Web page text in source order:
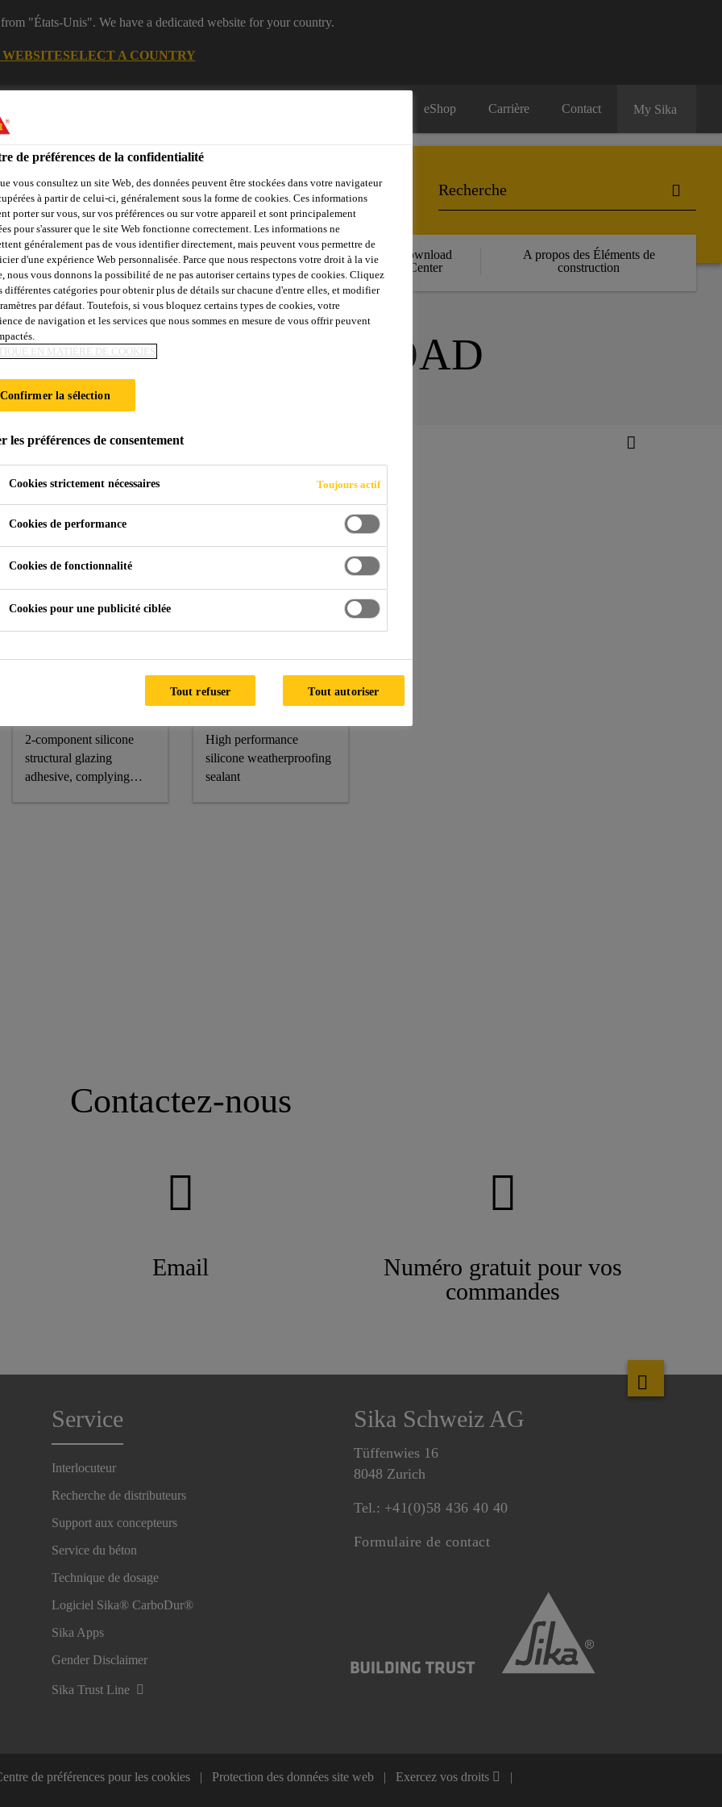
"États-Unis". We have a dedicated website for your country.
SELECT A COUNTRY
eShop Carrière Contact My Sika
de construction
Calculateur de
joints
Objets de
référence
Service Events
Download
Center
A propos des Éléments de
construction
HENGFENG ROAD
Suzhou River, 638 Hengfeng Road
Architect: KFS Architects, (CA)
2-component silicone
structural glazing
adhesive, complying
Sikasil® WS-
High performance
silicone weatherproofing
sealant
Contactez-nous
Email
Numéro gratuit pour vos
commandes
Service
Interlocuteur
Recherche de distributeurs
Support aux concepteurs
Service du béton
Technique de dosage
Logiciel Sika® CarboDur®
Sika Apps
Gender Disclaimer
Sika Trust Line
Sika Schweiz AG
Tüffenwies 16
8048 Zurich
Tel.: +41(0)58 436 40 40
Formulaire de contact
de préférences pour les cookies Protection des données site web
Exercez vos droits
de préférences de la confidentialité
vous consultez un site Web, des données peuvent être stockées dans votre navigateur
à partir de celui-ci, généralement sous la forme de cookies. Ces informations
porter sur vous, sur vos préférences ou sur votre appareil et sont principalement
pour s'assurer que le site Web fonctionne correctement. Les informations ne
généralement pas de vous identifier directement, mais peuvent vous permettre de
d'une expérience Web personnalisée. Parce que nous respectons votre droit à la vie
nous vous donnons la possibilité de ne pas autoriser certains types de cookies. Cliquez
différentes catégories pour obtenir plus de détails sur chacune d'entre elles, et modifier
par défaut. Toutefois, si vous bloquez certains types de cookies, votre
de navigation et les services que nous sommes en mesure de vous offrir peuvent
EN MATIÈRE DE COOKIES
Confirmer la sélection
les préférences de consentement
Cookies strictement nécessaires Toujours actif
Cookies de performance
Cookies de fonctionnalité
Cookies pour une publicité ciblée
Tout refuser Tout autoriser